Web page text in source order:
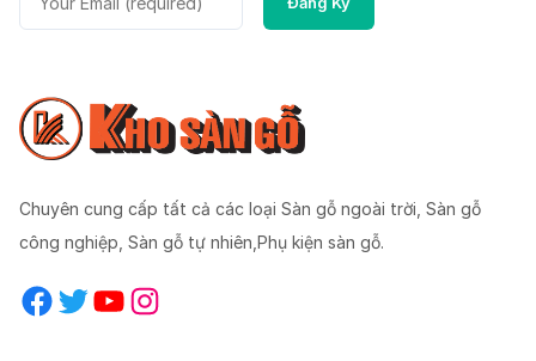
Chuyên cung cấp tất cả các loại Sàn gỗ ngoài trời, Sàn gỗ
công nghiệp, Sàn gỗ tự nhiên,Phụ kiện sàn gỗ.
Facebook Twitter YouTube Instagram